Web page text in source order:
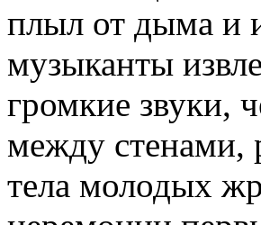
плыл от дыма и
музыканты
громкие звуки,
между стенами,
тела молодых